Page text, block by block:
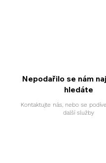
Nepodařilo se nám
hledáte
Kontaktujte nás, nebo se
další služby